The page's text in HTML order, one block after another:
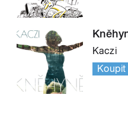
Kaczi
Koupit